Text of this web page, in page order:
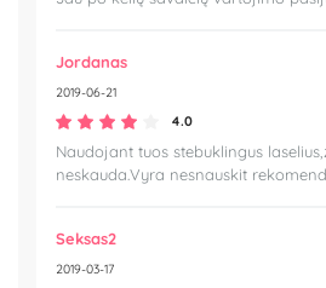
Jordanas
2019-06-21
4.0
Naudojant tuos stebuklingus
neskauda.Vyra nesnauskit
Seksas2
2019-03-17